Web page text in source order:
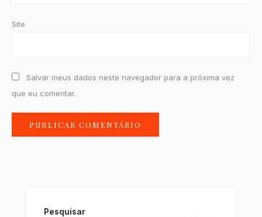
Site
Salvar meus dados neste navegador para a próxima vez
que eu comentar.
Pesquisar